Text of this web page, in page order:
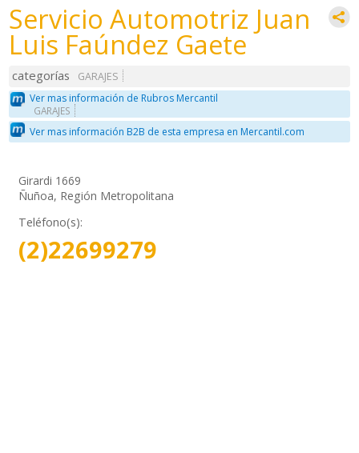
Servicio Automotriz Juan
Luis Faúndez Gaete
categorías
GARAJES
Ver mas información de Rubros Mercantil
GARAJES
Ver mas información B2B de esta empresa en Mercantil.com
Girardi 1669
Ñuñoa, Región Metropolitana
Teléfono(s):
(2)22699279